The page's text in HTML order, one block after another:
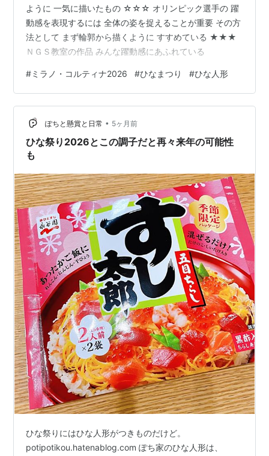
ように 一気に描いたもの ☆☆☆ オリンピック選手の 躍
動感を表現するには 全体の姿を捉えることが重要 その方
法として まず輪郭から描くように すすめている ★★★
ＮＧＳ教室の作品 みんな躍動感にあふれている
#ミラノ・コルティナ2026 #ひなまつり #ひな人形
ぽちと懸賞と日常 • 5ヶ月前
ひな祭り2026とこの調子だと再々来年の可能性
も
ひな祭りにはひな人形がつきものだけど。
potipotikou.hatenablog.com ぽち家のひな人形は、